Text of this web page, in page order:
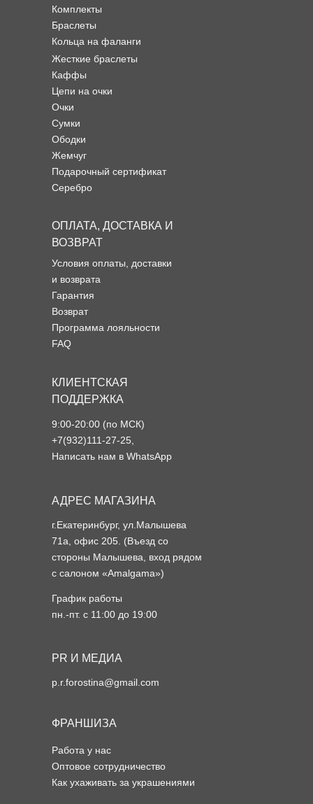
Комплекты
Браслеты
Кольца на фаланги
Условия оплаты, доставки
и возврата
Гарантия
Возврат
Программа лояльности
FAQ
ОПЛАТА, ДОСТАВКА И
ВОЗВРАТ
КЛИЕНТСКАЯ
ПОДДЕРЖКА
Жесткие браслеты
Каффы
Цепи на очки
Очки
Сумки
Ободки
Жемчуг
Подарочный сертификат
Серебро
АДРЕС МАГАЗИНА
г.Екатеринбург, ул.Малышева
71а, офис 205. (Въезд со
стороны Малышева, вход рядом
с салоном «Amalgama»)
График работы
пн.-пт. с 11:00 до 19:00
9:00-20:00 (по МСК)
+7(932)111-27-25,
Написать нам в WhatsApp
PR И МЕДИА
p.r.forostina@gmail.com
ФРАНШИЗА
Работа у нас
Оптовое сотрудничество
Как ухаживать за украшениями